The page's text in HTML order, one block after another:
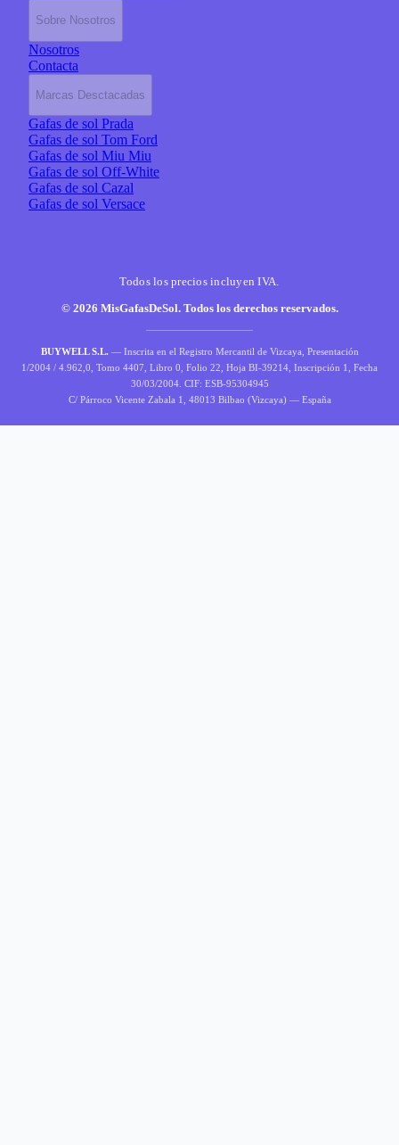
Sobre Nosotros
Nosotros
Contacta
Marcas Desctacadas
Gafas de sol Prada
Gafas de sol Tom Ford
Gafas de sol Miu Miu
Gafas de sol Off-White
Gafas de sol Cazal
Gafas de sol Versace
Todos los precios incluyen IVA.
© 2026 MisGafasDeSol. Todos los derechos reservados.
BUYWELL S.L. — Inscrita en el Registro Mercantil de Vizcaya, Presentación
1/2004 / 4.962,0, Tomo 4407, Libro 0, Folio 22, Hoja BI-39214, Inscripción 1, Fecha
30/03/2004. CIF: ESB-95304945
C/ Párroco Vicente Zabala 1, 48013 Bilbao (Vizcaya) — España